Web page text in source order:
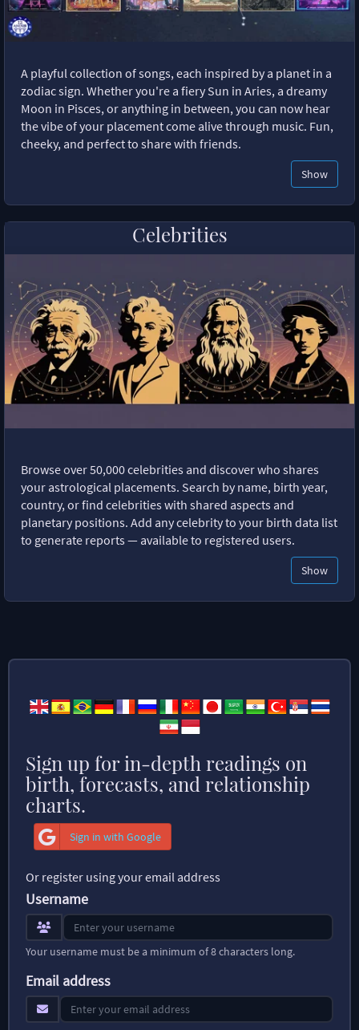
A playful collection of songs, each inspired by a planet in a
zodiac sign. Whether you're a fiery Sun in Aries, a dreamy
Moon in Pisces, or anything in between, you can now hear
the vibe of your placement come alive through music. Fun,
cheeky, and perfect to share with friends.
Show
Celebrities
Browse over 50,000 celebrities and discover who shares
your astrological placements. Search by name, birth year,
country, or find celebrities with shared aspects and
planetary positions. Add any celebrity to your birth data list
to generate reports — available to registered users.
Show
Sign up for in-depth readings on
birth, forecasts, and relationship
charts.
Sign in with Google
Or register using your email address
Username
Your username must be a minimum of 8 characters long.
Email address